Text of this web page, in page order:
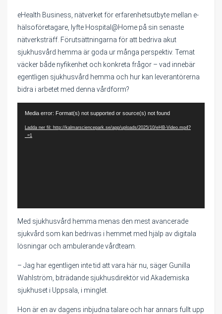
eHealth Business, nätverket för erfarenhetsutbyte mellan e-
hälsoföretagare, lyfte Hospital@Home på sin senaste
nätverksträff. Förutsättningarna för att bedriva akut
sjukhusvård hemma är goda ur många perspektiv. Temat
väcker både nyfikenhet och konkreta frågor – vad innebär
egentligen sjukhusvård hemma och hur kan leverantörerna
bidra i arbetet med denna vårdform?
Media error: Format(s) not supported or source(s) not found
Ladda ner fil: http://kalmarsciencepark.se/app/uploads/2025/10/eHB-Video.mp4?
_=1
Med sjukhusvård hemma menas den mest avancerade
sjukvård som kan bedrivas i hemmet med hjälp av digitala
lösningar och ambulerande vårdteam.
– Jag har egentligen inte tid att vara här nu, säger Gunilla
Wahlström, biträdande sjukhusdirektör vid Akademiska
sjukhuset i Uppsala, i minglet.
Hon är en av dagens inbjudna talare och har annars fullt upp